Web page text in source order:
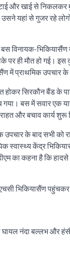
और खाई से
यहां से गुजर रहे
विनायक-भिकियासैंण
पर ही मौत हो
में प्राथमिक उपचार के
सिरकौन बैंड के
बस में सवार एक
और बचाव कार्य शुरू
के बाद सभी को
स्वास्थ्य केंद्र
का कहना है कि हादसे
भिकियासैंण पहुंचकर
घायल नंदा बल्लभ और